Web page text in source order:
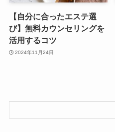
【自分に合ったエステ選
び】無料カウンセリングを
活用するコツ
2024年11月24日